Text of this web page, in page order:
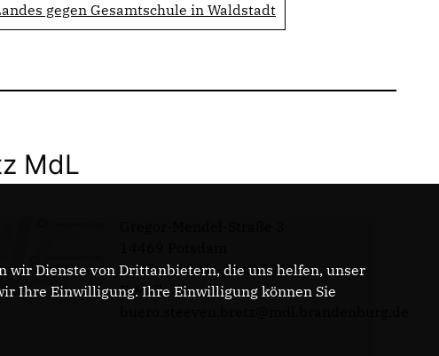
gegen Gesamtschule in Waldstadt
MdL
Telefon: 0331 - 20085713
E-Mail:
wir Dienste von Drittanbietern, die uns helfen, unser
Ihre Einwilligung. Ihre Einwilligung können Sie